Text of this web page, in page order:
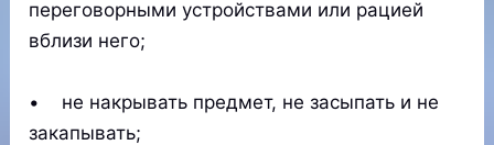
переговорными устройствами или рацией
вблизи него;
• не накрывать предмет, не засыпать и не
закапывать;